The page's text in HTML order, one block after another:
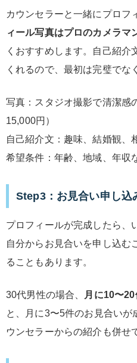
カウンセラーと一緒にプロフ
ィール写真はプロのカメラマ
くおすすめします。自己紹介
くれるので、最初は完璧でな
写真：スタジオ撮影で清潔感
15,000円）
自己紹介文：趣味、結婚観、
希望条件：年齢、地域、年収
Step3：お見合い申し込
プロフィールが完成したら、
自分からお見合いを申し込む
ることもあります。
30代男性の場合、 月に10〜
と、月に3〜5件のお見合いが
ウンセラーからの紹介も併せ